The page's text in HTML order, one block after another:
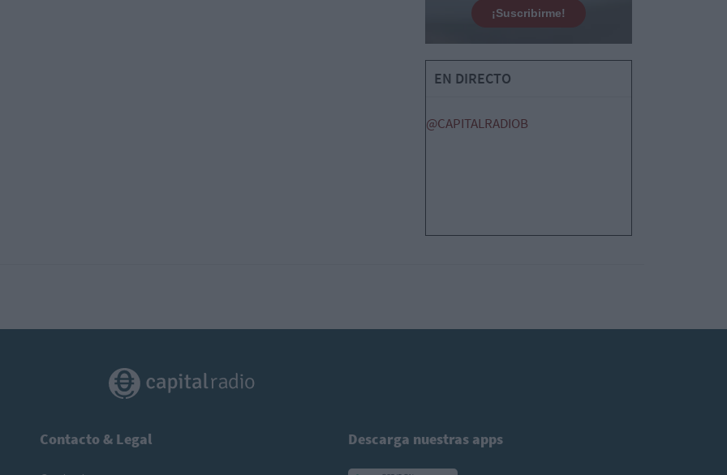
¡Suscribirme!
EN DIRECTO
@CAPITALRADIOB
Contacto & Legal Descarga nuestras apps